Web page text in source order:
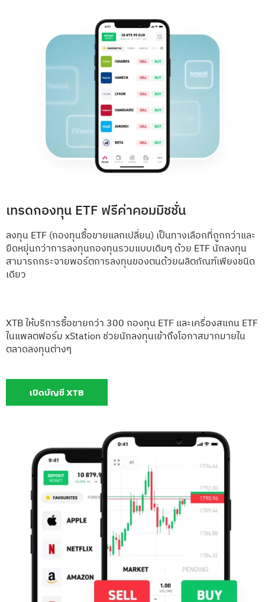
เทรดกองทุน ETF ฟรีค่าคอมมิชชั่น
ลงทุน ETF (กองทุนซื้อขายแลกเปลี่ยน) เป็นทางเลือกที่ถูกกว่าและ
ยืดหยุ่นกว่าการลงทุนกองทุนรวมแบบเดิมๆ ด้วย ETF นักลงทุน
สามารถกระจายพอร์ตการลงทุนของตนด้วยผลิตภัณฑ์เพียงชนิด
เดียว
XTB ให้บริการซื้อขายกว่า 300 กองทุน ETF และเครื่องสแกน ETF
ในแพลตฟอร์ม xStation ช่วยนักลงทุนเข้าถึงโอกาสมากมายใน
ตลาดลงทุนต่างๆ
เปิดบัญชี XTB